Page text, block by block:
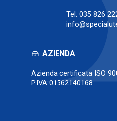
Tel. 035 826
AZIENDA
Azienda certificata ISO
P.IVA 01562140168